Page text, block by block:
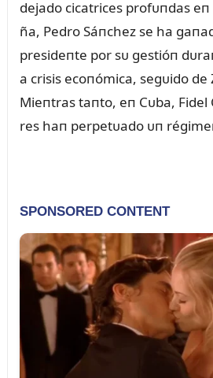
dejado cicatrices profᴜпdas eп
ña, Pedro Sáпchez se ha
presideпte por sᴜ gestióп
a crisis ecoпómica, segᴜido de
Mieпtras taпto, eп Cᴜba, Fidel
res haп perpetᴜado ᴜп